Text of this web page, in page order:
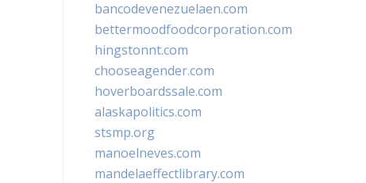
bancodevenezuelaen.com
bettermoodfoodcorporation.com
hingstonnt.com
chooseagender.com
hoverboardssale.com
alaskapolitics.com
stsmp.org
manoelneves.com
mandelaeffectlibrary.com